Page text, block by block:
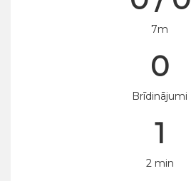
7m
0
Brīdinājumi
1
2 min